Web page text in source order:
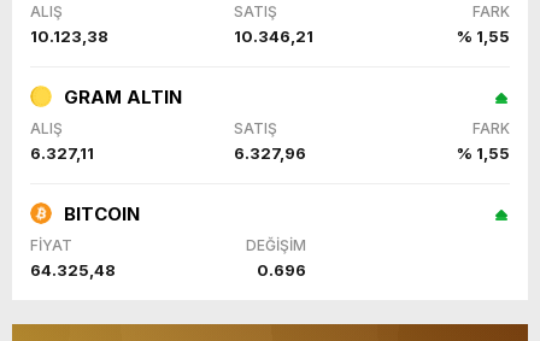
ALIŞ SATIŞ FARK
10.123,38 10.346,21 % 1,55
GRAM ALTIN
ALIŞ SATIŞ FARK
6.327,11 6.327,96 % 1,55
BITCOIN
FİYAT DEĞİŞİM
64.325,48 0.696